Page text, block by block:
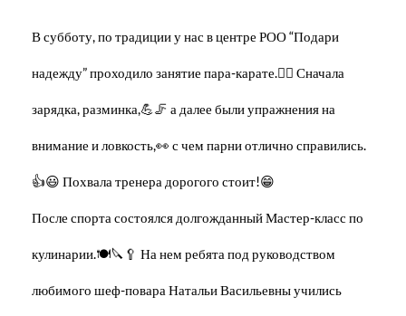
В субботу, по традиции у нас в центре РОО “Подари
надежду” проходило занятие пара-карате.🤼‍♂ Сначала
зарядка, разминка,💪🦵 а далее были упражнения на
внимание и ловкость,👀 с чем парни отлично справились.
👍😃 Похвала тренера дорогого стоит!😁
После спорта состоялся долгожданный Мастер-класс по
кулинарии.🍽🔪🥄 На нем ребята под руководством
любимого шеф-повара Натальи Васильевны учились